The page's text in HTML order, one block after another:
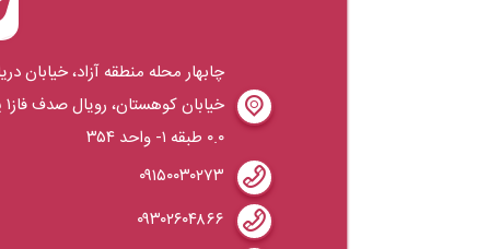
چابهار محله منطقه آزاد، خیابان
۰.۰ طبقه ۱- واحد ۳۵۴
۰۹۱۵۰۰۳۰۲۷۳
۰۹۳۰۲۶۰۴۸۶۶